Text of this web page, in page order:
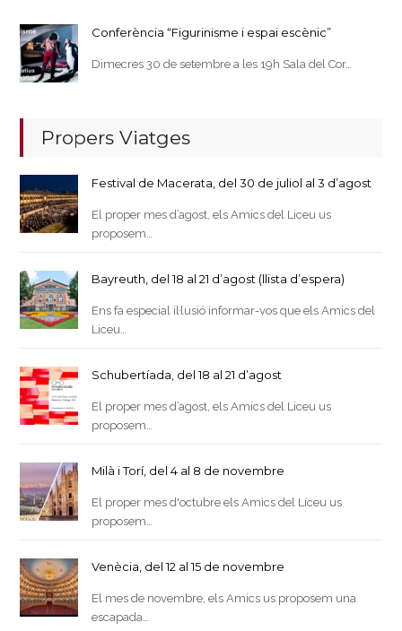
Conferència “Figurinisme i espai escènic”
Dimecres 30 de setembre a les 19h Sala del Cor…
Propers Viatges
Festival de Macerata, del 30 de juliol al 3 d’agost
El proper mes d’agost, els Amics del Liceu us
proposem…
Bayreuth, del 18 al 21 d’agost (llista d’espera)
Ens fa especial il·lusió informar-vos que els Amics del
Liceu…
Schubertíada, del 18 al 21 d’agost
El proper mes d’agost, els Amics del Liceu us
proposem…
Milà i Torí, del 4 al 8 de novembre
El proper mes d'octubre els Amics del Liceu us
proposem…
Venècia, del 12 al 15 de novembre
El mes de novembre, els Amics us proposem una
escapada…